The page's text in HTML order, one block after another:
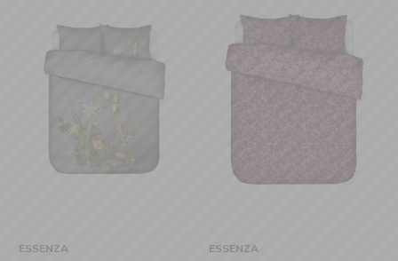
ESSENZA ESSENZA